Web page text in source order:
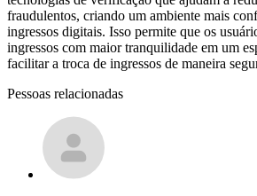
fraudulentos, criando um ambiente mais
ingressos digitais. Isso permite que os
ingressos com maior tranquilidade em um
facilitar a troca de ingressos de maneira
Pessoas relacionadas